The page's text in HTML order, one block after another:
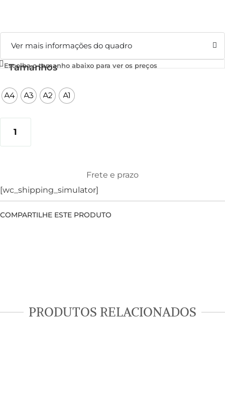
Ver mais informações do quadro
Escolha o tamanho abaixo para ver os preços
Tamanhos
A4 A3 A2 A1
Marítimo
quantidade
Frete e prazo
[wc_shipping_simulator]
COMPARTILHE ESTE PRODUTO
PRODUTOS RELACIONADOS